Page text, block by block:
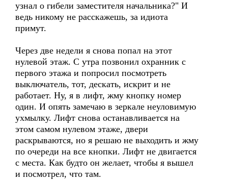
узнал о гибели заместителя начальника?" И
ведь никому не расскажешь, за идиота
примут.
Через две недели я снова попал на этот
нулевой этаж. С утра позвонил охранник с
первого этажа и попросил посмотреть
выключатель, тот, дескать, искрит и не
работает. Ну, я в лифт, жму кнопку номер
один. И опять замечаю в зеркале неуловимую
ухмылку. Лифт снова останавливается на
этом самом нулевом этаже, двери
раскрываются, но я решаю не выходить и жму
по очереди на все кнопки. Лифт не двигается
с места. Как будто он желает, чтобы я вышел
и посмотрел, что там.